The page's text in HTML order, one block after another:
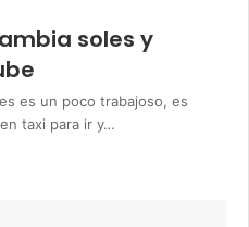
soles y
es un poco trabajoso, es
taxi para ir y…